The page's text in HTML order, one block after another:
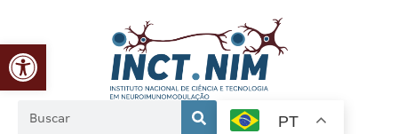
Abrir a barra de ferramentas
PT